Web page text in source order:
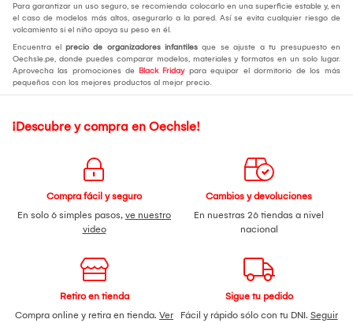
Para garantizar un uso seguro, se recomienda colocarlo en una superficie estable y, en
el caso de modelos más altos, asegurarlo a la pared. Así se evita cualquier riesgo de
volcamiento si el niño apoya su peso en él.
Encuentra el precio de organizadores infantiles que se ajuste a tu presupuesto en
Oechsle.pe, donde puedes comparar modelos, materiales y formatos en un solo lugar.
Aprovecha las promociones de Black Fridaypara equipar el dormitorio de los más
pequeños con los mejores productos al mejor precio.
¡Descubre y compra en Oechsle!
Compra fácil y seguro
En solo 6 simples pasos, ve nuestro
video
Cambios y devoluciones
En nuestras 26 tiendas a nivel
nacional
Retiro en tienda
Compra online y retira en tienda. Ver
Sigue tu pedido
Fácil y rápido sólo con tu DNI. Seguir